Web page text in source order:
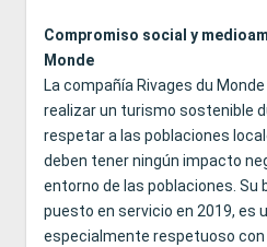
Compromiso social y
Monde
La compañía Rivages du
realizar un turismo sostenible
respetar a las poblaciones
deben tener ningún impacto
entorno de las poblaciones. Su
puesto en servicio en 2019, es
especialmente respetuoso con